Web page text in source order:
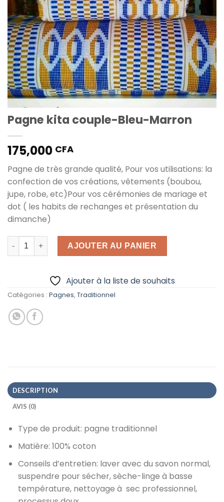
Pagne kita couple-Bleu-Marron
175,000 CFA
Pagne de très grande qualité, Pour vos utilisations: la
confection de vos créations, vêtements (boubou,
jupe, robe, etc)Pour vos cérémonies de mariage et
dot ( les habits de rechanges et présentation du
dimanche)
quantité de Pagne kita couple-Bleu-Marron
AJOUTER AU PANIER
Ajouter à la liste de souhaits
Catégories : Pagnes, Traditionnel
DESCRIPTION
AVIS (0)
Type de produit: pagne traditionnel
Matière: 100% coton
Conseils d’entretien: laver avec du savon normal,
suspendre pour sécher, sèche-linge à basse
température, nettoyage à sec professionnel,